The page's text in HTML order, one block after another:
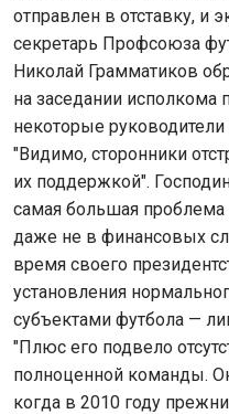
отправлен в отставку, и
секретарь Профсоюза
Николай Грамматиков
на заседании исполкома
некоторые
"Видимо, сторонники
их поддержкой".
самая большая проблема
даже не в финансовых
время своего
установления
субъектами футбола —
"Плюс его подвело
полноценной команды.
когда в 2010 году